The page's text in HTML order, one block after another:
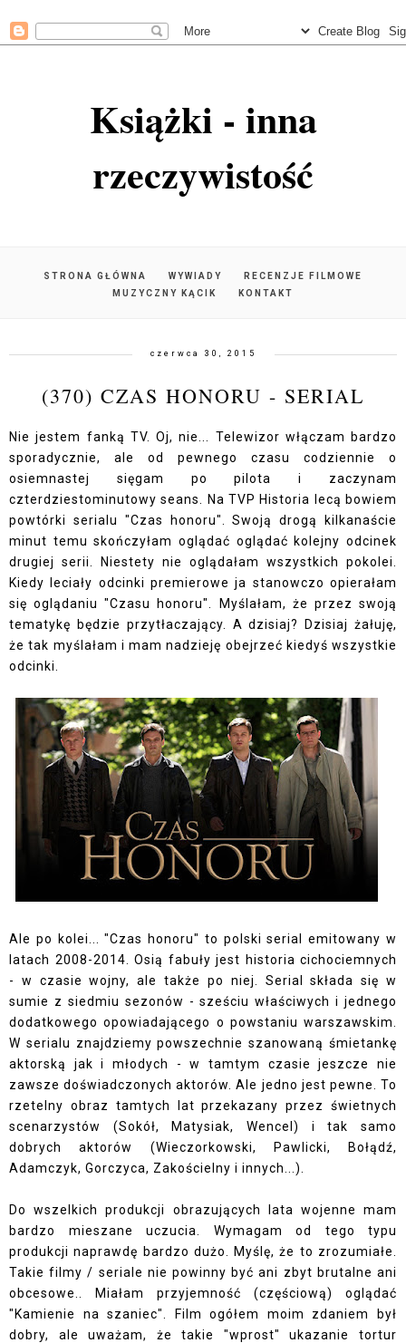
Książki - inna
rzeczywistość
STRONA GŁÓWNA WYWIADY
RECENZJE FILMOWE
MUZYCZNY KĄCIK
KONTAKT
czerwca 30, 2015
(370) CZAS HONORU - SERIAL
Nie jestem fanką TV. Oj, nie... Telewizor włączam bardzo
sporadycznie, ale od pewnego czasu codziennie o
osiemnastej sięgam po pilota i zaczynam
czterdziestominutowy seans. Na TVP Historia lecą bowiem
powtórki serialu "Czas honoru". Swoją drogą kilkanaście
minut temu skończyłam oglądać oglądać kolejny odcinek
drugiej serii. Niestety nie oglądałam wszystkich pokolei.
Kiedy leciały odcinki premierowe ja stanowczo opierałam
się oglądaniu "Czasu honoru". Myślałam, że przez swoją
tematykę będzie przytłaczający. A dzisiaj? Dzisiaj żałuję,
że tak myślałam i mam nadzieję obejrzeć kiedyś wszystkie
odcinki.
Ale po kolei... "Czas honoru" to polski serial emitowany w
latach 2008-2014. Osią fabuły jest historia cichociemnych
- w czasie wojny, ale także po niej. Serial składa się w
sumie z siedmiu sezonów - sześciu właściwych i jednego
dodatkowego opowiadającego o powstaniu warszawskim.
W serialu znajdziemy powszechnie szanowaną śmietankę
aktorską jak i młodych - w tamtym czasie jeszcze nie
zawsze doświadczonych aktorów. Ale jedno jest pewne. To
rzetelny obraz tamtych lat przekazany przez świetnych
scenarzystów (Sokół, Matysiak, Wencel) i tak samo
dobrych aktorów (Wieczorkowski, Pawlicki, Bołądź,
Adamczyk, Gorczyca, Zakościelny i innych...).
Do wszelkich produkcji obrazujących lata wojenne mam
bardzo mieszane uczucia. Wymagam od tego typu
produkcji naprawdę bardzo dużo. Myślę, że to zrozumiałe.
Takie filmy / seriale nie powinny być ani zbyt brutalne ani
obcesowe.. Miałam przyjemność (częściową) oglądać
"Kamienie na szaniec". Film ogółem moim zdaniem był
dobry, ale uważam, że takie "wprost" ukazanie tortur